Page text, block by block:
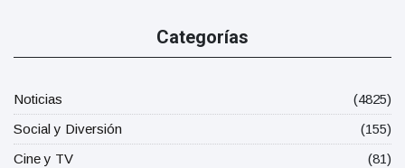
Categorías
Noticias
(4825)
Social y Diversión
(155)
Cine y TV
(81)